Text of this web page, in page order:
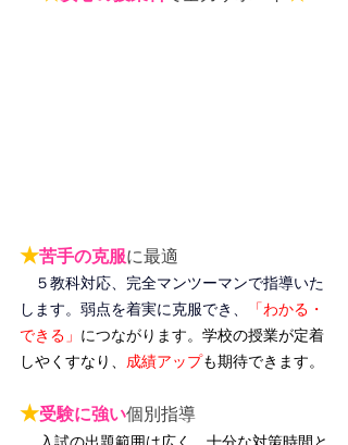
★苦手の克服に最適
５教科対応、完全マンツーマンで指導いた
します。弱点を着実に克服でき、
「わかる・
できる」 につながります。 学校の授業が定着
しやくすなり、 成績アップも期待できます。
★受験に強い個別指導